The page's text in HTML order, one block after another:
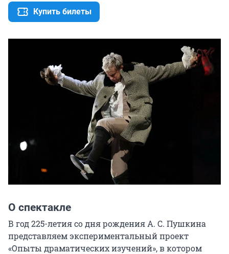
Купить билеты
О спектакле
В год 225-летия со дня рождения А. С. Пушкина
представляем экспериментальный проект
«Опыты драматических изучений», в котором